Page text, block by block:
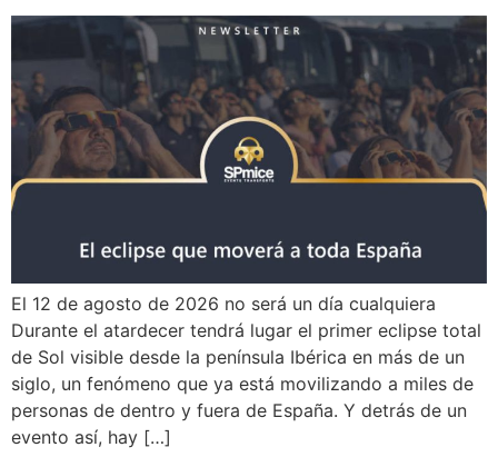
El 12 de agosto de 2026 no será un día cualquiera
Durante el atardecer tendrá lugar el primer eclipse total
de Sol visible desde la península Ibérica en más de un
siglo, un fenómeno que ya está movilizando a miles de
personas de dentro y fuera de España. Y detrás de un
evento así, hay […]